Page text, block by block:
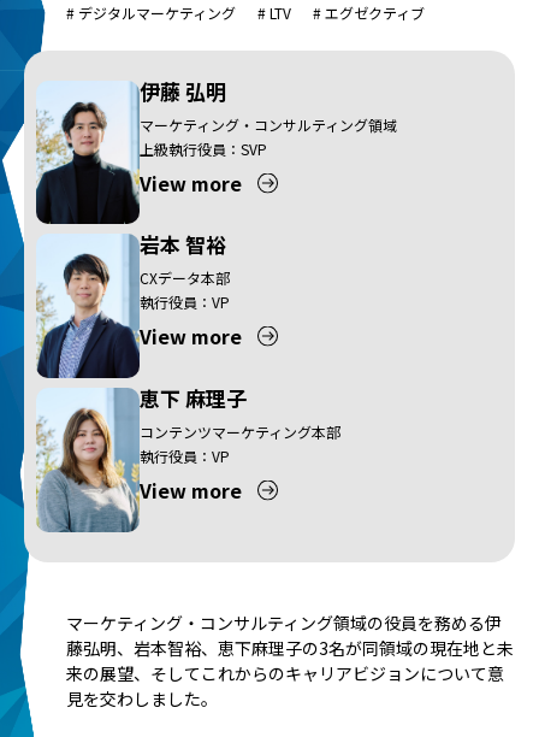
# デジタルマーケティング # LTV # エグゼクティブ
伊藤 弘明
マーケティング・コンサルティング領域
上級執行役員：SVP
View more
岩本 智裕
CXデータ本部
執行役員：VP
View more
恵下 麻理子
コンテンツマーケティング本部
執行役員：VP
View more
マーケティング・コンサルティング領域の役員を務める伊
藤弘明、岩本智裕、恵下麻理子の3名が同領域の現在地と未
来の展望、そしてこれからのキャリアビジョンについて意
見を交わしました。